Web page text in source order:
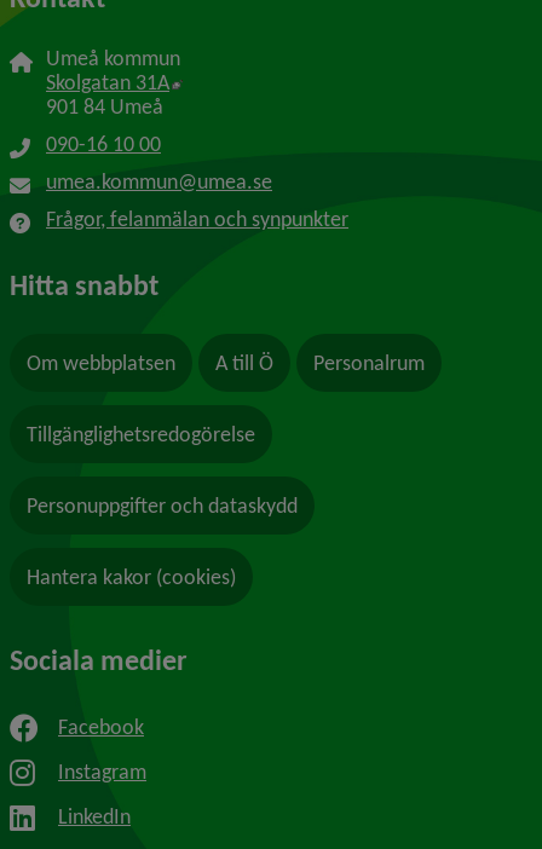
Umeå kommun
Skolgatan 31A Länk till annan webbplats, öppnas i nytt
901 84 Umeå
090-16 10 00
umea.kommun@umea.se
Frågor, felanmälan och synpunkter
Hitta snabbt
Om webbplatsen A till Ö Personalrum
Tillgänglighetsredogörelse
Personuppgifter och dataskydd
Hantera kakor (cookies)
Sociala medier
Facebook
Instagram
LinkedIn